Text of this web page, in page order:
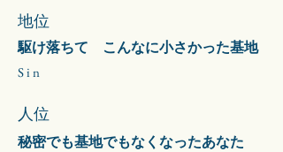
地位
駆け落ちて こんなに小さかった基地
​S i n
人位
秘密でも基地でもなくなったあなた